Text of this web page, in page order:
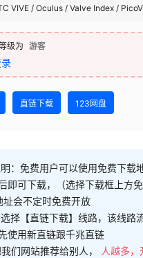
VIVE / Oculus / Valve Index /
级为 游客
直链下载 123网盘
：免费用户可以使用免费下载
即可下载，（选择下载框上方免
址会不定时免费开放
择【直链下载】线路，该线路
使用新直链跟千兆直链
们网站推荐给别人，
人越多，